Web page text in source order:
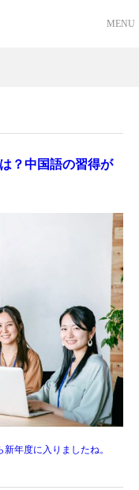
？中国語の習得が
年度に入りましたね。